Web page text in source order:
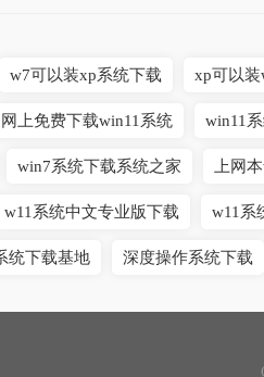
w7可以装xp系统下载 xp可以
网上免费下载win11系统 win11
win7系统下载系统之家 上网
w11系统中文专业版下载 w11系
统下载基地 深度操作系统下载